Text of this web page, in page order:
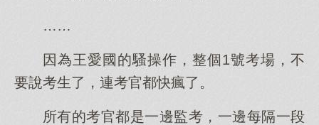
……
因為王愛國的騷操作，整個1號考場，不
要說考生了，連考官都快瘋了。
所有的考官都是一邊監考，一邊每隔一段